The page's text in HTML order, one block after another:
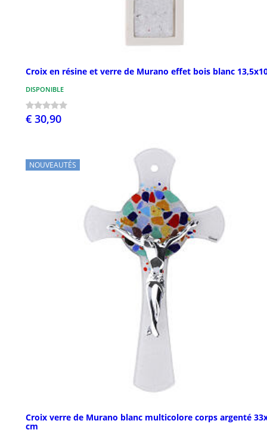
Croix en résine et verre de Murano effet bois blanc
DISPONIBLE
€ 30,90
NOUVEAUTÉS
Croix verre de Murano blanc multicolore corps argenté
cm